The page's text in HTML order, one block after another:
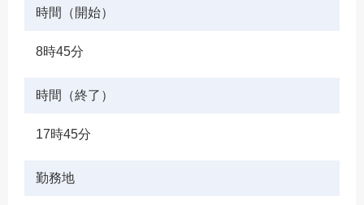
時間（開始）
8時45分
時間（終了）
17時45分
勤務地